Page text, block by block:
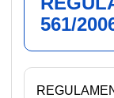
561/